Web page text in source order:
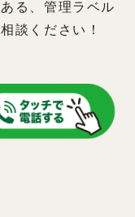
る、管理ラベル
談ください！